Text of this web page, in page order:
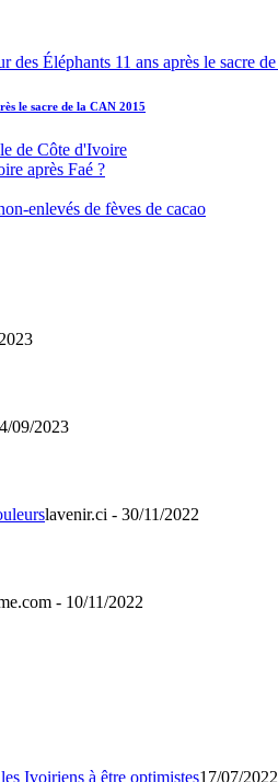
le sacre de la CAN 2015
de Côte d'Ivoire
après Faé ?
enlevés de fèves de cacao
09/2023
lavenir.ci - 30/11/2022
- 10/11/2022
17/07/2022